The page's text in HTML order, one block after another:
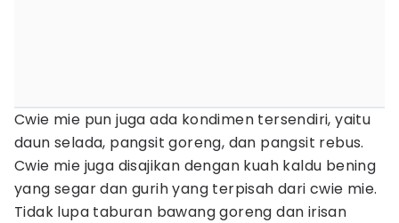
Cwie mie pun juga ada kondimen tersendiri, yaitu
daun selada, pangsit goreng, dan pangsit rebus.
Cwie mie juga disajikan dengan kuah kaldu bening
yang segar dan gurih yang terpisah dari cwie mie.
Tidak lupa taburan bawang goreng dan irisan